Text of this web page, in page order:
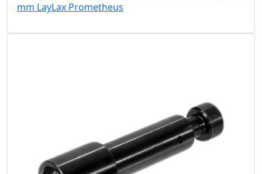
mm LayLax Prometheus